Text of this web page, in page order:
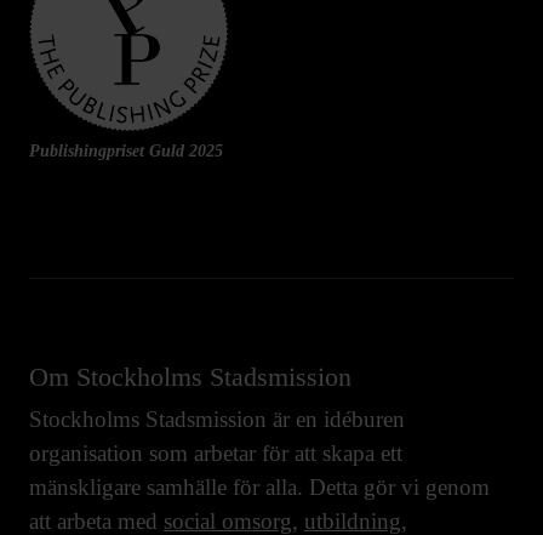
Publishingpriset Guld 2025
Om Stockholms Stadsmission
Stockholms Stadsmission är en idéburen
organisation som arbetar för att skapa ett
mänskligare samhälle för alla. Detta gör vi genom
att arbeta med social omsorg, utbildning,